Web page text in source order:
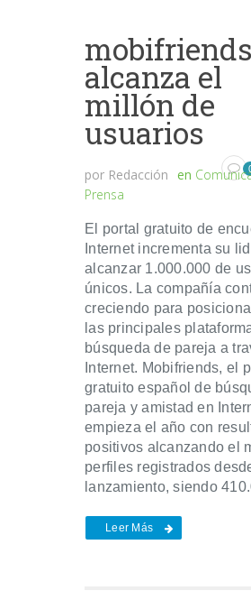
alcanza el
millón de
usuarios
por Redacción en
Prensa
El portal gratuito de
Internet incrementa su
alcanzar 1.000.000 de
únicos. La compañía
creciendo para
las principales
búsqueda de pareja a
Internet. Mobifriends, el
gratuito español de
pareja y amistad en
empieza el año con
positivos alcanzando el
perfiles registrados
lanzamiento, siendo
Leer Más